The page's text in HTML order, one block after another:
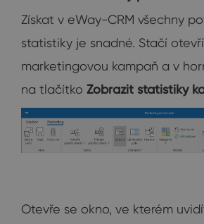
Získat v eWay-CRM všechny
statistiky je snadné. Stačí
marketingovou kampaň a v
na tlačítko Zobrazit statistiky
Otevře se okno, ve kterém